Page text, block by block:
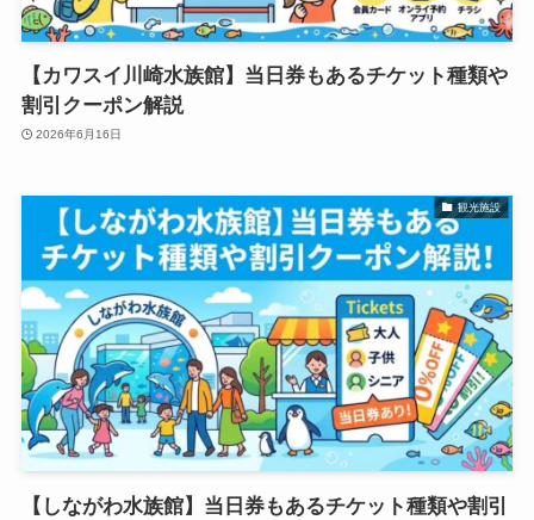
【カワスイ川崎水族館】当日券もあるチケット種類や
割引クーポン解説
2026年6月16日
観光施設
【しながわ水族館】当日券もあるチケット種類や割引